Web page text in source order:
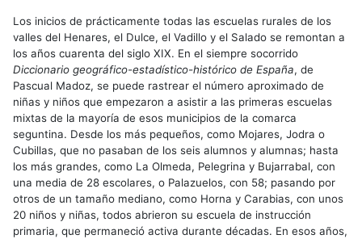
Los inicios de prácticamente todas las escuelas rurales de los
valles del Henares, el Dulce, el Vadillo y el Salado se remontan a
los años cuarenta del siglo XIX. En el siempre socorrido
Diccionario geográfico-estadístico-histórico de España, de
Pascual Madoz, se puede rastrear el número aproximado de
niñas y niños que empezaron a asistir a las primeras escuelas
mixtas de la mayoría de esos municipios de la comarca
seguntina. Desde los más pequeños, como Mojares, Jodra o
Cubillas, que no pasaban de los seis alumnos y alumnas; hasta
los más grandes, como La Olmeda, Pelegrina y Bujarrabal, con
una media de 28 escolares, o Palazuelos, con 58; pasando por
otros de un tamaño mediano, como Horna y Carabias, con unos
20 niños y niñas, todos abrieron su escuela de instrucción
primaria, que permaneció activa durante décadas. En esos años,